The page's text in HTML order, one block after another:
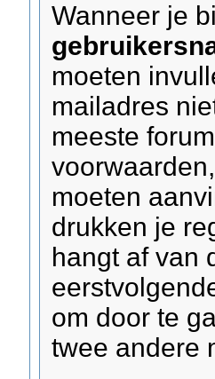
Wanneer je
moeten
mailadres
meeste
moeten
drukken je
hangt af van
om door te
twee andere